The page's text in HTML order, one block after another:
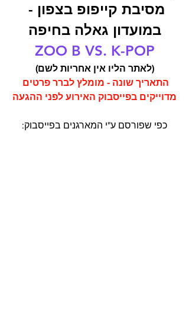
מסיבת קייפופ בצפון -
במועדון גאלה בחיפה
ZOO B VS. K-POP
(לאתר הליו אין אחריות לשם)
התאריך שונה - מומלץ לברר פרטים
מדוייקים בפייסבוק האירוע לפני ההגעה
כפי שפורסם ע"י המארגנים בפייסבוק: